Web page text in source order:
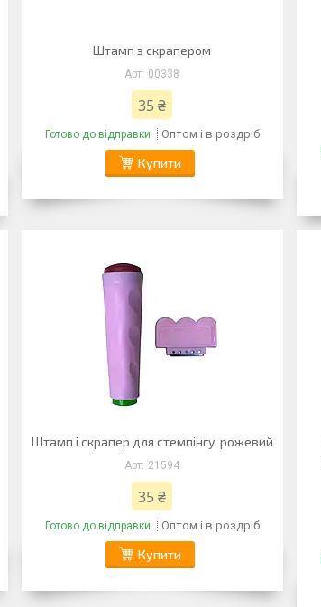
Штамп з скрапером
00338
35 ₴
Готово до відправки Оптом і в роздріб
Купити
Штамп і скрапер для стемпінгу, рожевий
21594
35 ₴
Готово до відправки Оптом і в роздріб
Купити